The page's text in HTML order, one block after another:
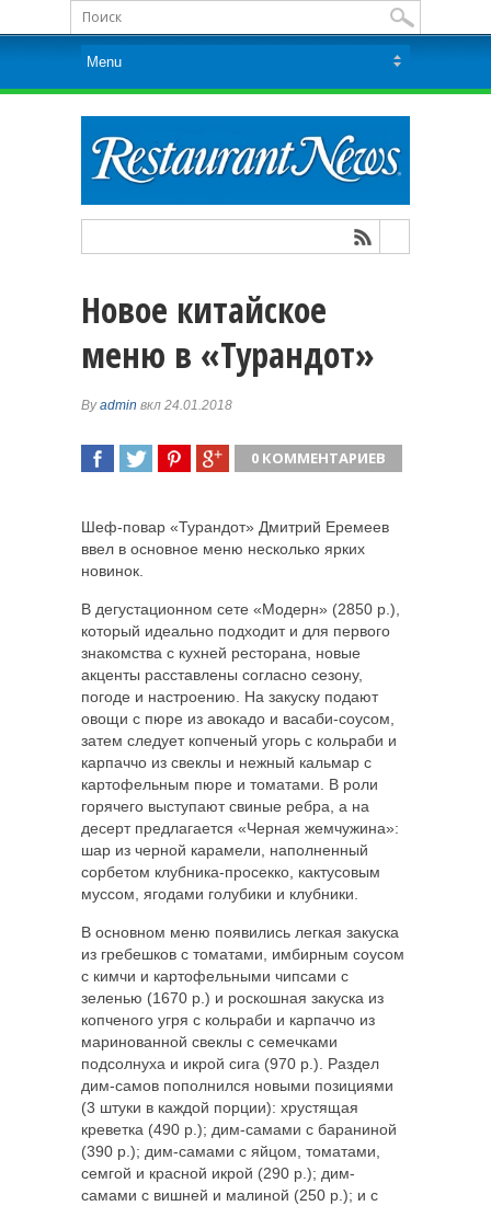
Новое китайское
меню в «Турандот»
Byadmin вкл 24.01.2018
0 КОММЕНТАРИЕВ
Шеф-повар «Турандот» Дмитрий Еремеев
ввел в основное меню несколько ярких
новинок.
В дегустационном сете «Модерн» (2850 р.),
который идеально подходит и для первого
знакомства с кухней ресторана, новые
акценты расставлены согласно сезону,
погоде и настроению. На закуску подают
овощи с пюре из авокадо и васаби-соусом,
затем следует копченый угорь с кольраби и
карпаччо из свеклы и нежный кальмар с
картофельным пюре и томатами. В роли
горячего выступают свиные ребра, а на
десерт предлагается «Черная жемчужина»:
шар из черной карамели, наполненный
сорбетом клубника-просекко, кактусовым
муссом, ягодами голубики и клубники.
В основном меню появились легкая закуска
из гребешков с томатами, имбирным соусом
с кимчи и картофельными чипсами с
зеленью (1670 р.) и роскошная закуска из
копченого угря с кольраби и карпаччо из
маринованной свеклы с семечками
подсолнуха и икрой сига (970 р.). Раздел
дим-самов пополнился новыми позициями
(3 штуки в каждой порции): хрустящая
креветка (490 р.); дим-самами с бараниной
(390 р.); дим-самами с яйцом, томатами,
семгой и красной икрой (290 р.); дим-
самами с вишней и малиной (250 р.); и с